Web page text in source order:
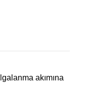
akımına